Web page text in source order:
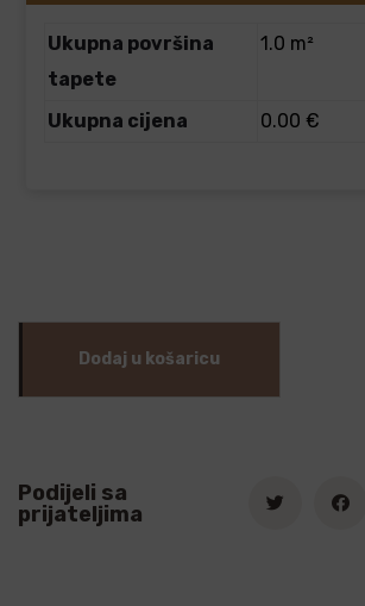
Ukupna površina
tapete
1.0 m²
Ukupna cijena 0.00 €
Dodaj u košaricu
Podijeli sa
prijateljima